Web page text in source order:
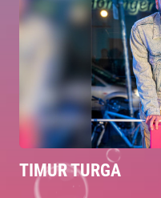
TIMUR TURGA